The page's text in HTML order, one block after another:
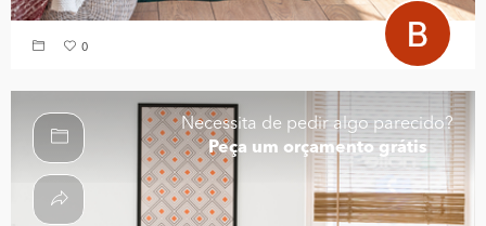
0
Necessita de pedir algo parecido?
Peça um orçamento grátis